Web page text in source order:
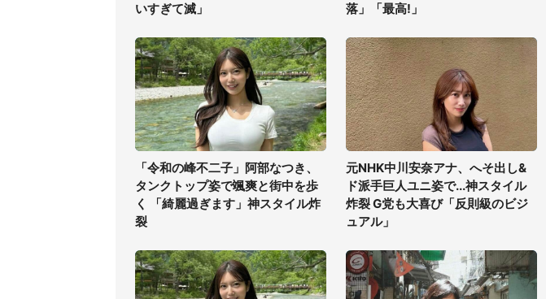
いすぎて滅」
落」「最高!」
「令和の峰不二子」阿部なつき、
タンクトップ姿で颯爽と街中を歩
く 「綺麗過ぎます」神スタイル炸
裂
元NHK中川安奈アナ、へそ出し&
ド派手巨人ユニ姿で...神スタイル
炸裂 G党も大喜び「反則級のビジ
ュアル」